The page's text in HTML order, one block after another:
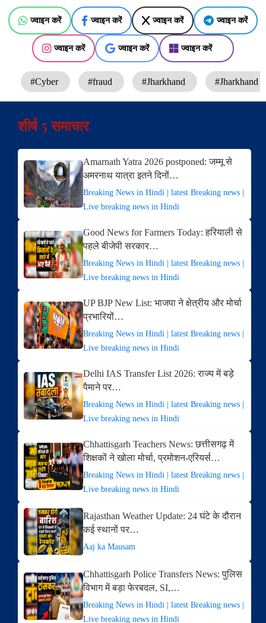
ज्वाइन करें ज्वाइन करें ज्वाइन करें ज्वाइन करें
ज्वाइन करें ज्वाइन करें ज्वाइन करें
#Cyber #fraud #Jharkhand #Jharkhand
शीर्ष 5 समाचार
Amarnath Yatra 2026 postponed: जम्मू से
अमरनाथ यात्रा इतने दिनों…
Breaking News in Hindi | latest Breaking news |
Live breaking news in Hindi
Good News for Farmers Today: हरियाली से
पहले बीजेपी सरकार…
Breaking News in Hindi | latest Breaking news |
Live breaking news in Hindi
UP BJP New List: भाजपा ने क्षेत्रीय और मोर्चा
प्रभारियों…
Breaking News in Hindi | latest Breaking news |
Live breaking news in Hindi
Delhi IAS Transfer List 2026: राज्य में बड़े
पैमाने पर…
Breaking News in Hindi | latest Breaking news |
Live breaking news in Hindi
Chhattisgarh Teachers News: छत्तीसगढ़ में
शिक्षकों ने खोला मोर्चा, प्रमोशन-एरियर्स…
Breaking News in Hindi | latest Breaking news |
Live breaking news in Hindi
Rajasthan Weather Update: 24 घंटे के दौरान
कई स्थानों पर…
Aaj ka Mausam
Chhattisgarh Police Transfers News: पुलिस
विभाग में बड़ा फेरबदल, SI,…
Breaking News in Hindi | latest Breaking news |
Live breaking news in Hindi